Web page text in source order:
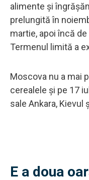
alimente și
prelungită în
martie, apoi încă
Termenul limită a
Moscova nu a mai
cerealele și pe 17
sale Ankara, Kievul
E a doua